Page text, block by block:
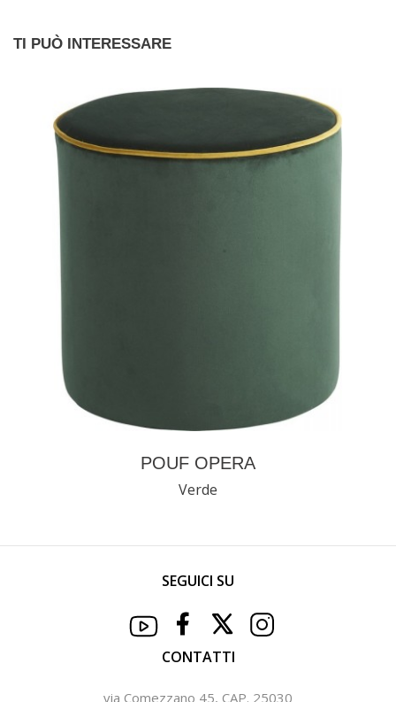
TI PUÒ INTERESSARE
POUF OPERA
Verde
SEGUICI SU
CONTATTI
via Comezzano 45, CAP. 25030